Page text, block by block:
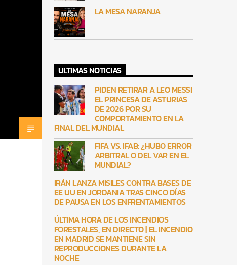
LA MESA NARANJA
ULTIMAS NOTICIAS
PIDEN RETIRAR A LEO MESSI
EL PRINCESA DE ASTURIAS
DE 2026 POR SU
COMPORTAMIENTO EN LA
FINAL DEL MUNDIAL
FIFA VS. IFAB: ¿HUBO ERROR
ARBITRAL O DEL VAR EN EL
MUNDIAL?
IRÁN LANZA MISILES CONTRA BASES DE
EE UU EN JORDANIA TRAS CINCO DÍAS
DE PAUSA EN LOS ENFRENTAMIENTOS
ÚLTIMA HORA DE LOS INCENDIOS
FORESTALES, EN DIRECTO | EL INCENDIO
EN MADRID SE MANTIENE SIN
REPRODUCCIONES DURANTE LA
NOCHE